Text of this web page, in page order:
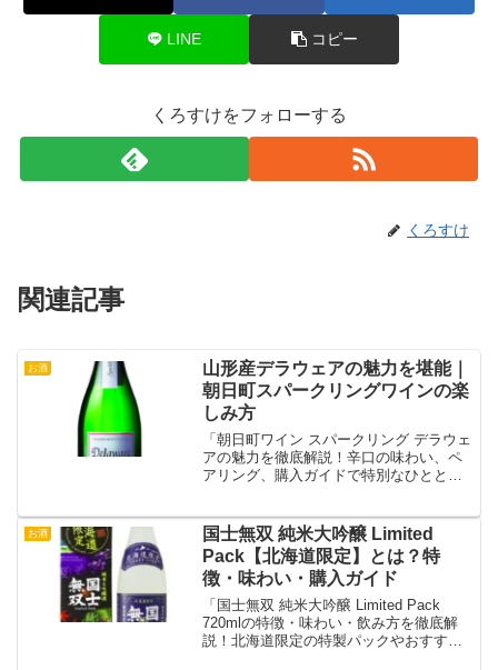
LINE コピー
くろすけをフォローする
くろすけ
関連記事
お酒
山形産デラウェアの魅力を堪能｜
朝日町スパークリングワインの楽
しみ方
「朝日町ワイン スパークリング デラウェ
アの魅力を徹底解説！辛口の味わい、ペ
アリング、購入ガイドで特別なひととき
お酒
国士無双 純米大吟醸 Limited
Pack【北海道限定】とは？特
徴・味わい・購入ガイド
「国士無双 純米大吟醸 Limited Pack
720mlの特徴・味わい・飲み方を徹底解
説！北海道限定の特製パックやおすすめ